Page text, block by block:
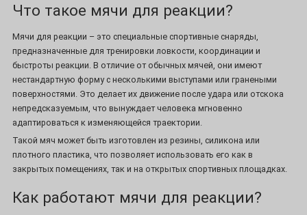
Что такое мячи для реакции?
Мячи для реакции – это специальные спортивные снаряды,
предназначенные для тренировки ловкости, координации и
быстроты реакции. В отличие от обычных мячей, они имеют
нестандартную форму с несколькими выступами или гранеными
поверхностями. Это делает их движение после удара или отскока
непредсказуемым, что вынуждает человека мгновенно
адаптироваться к изменяющейся траектории.
Такой мяч может быть изготовлен из резины, силикона или
плотного пластика, что позволяет использовать его как в
закрытых помещениях, так и на открытых спортивных площадках.
Как работают мячи для реакции?